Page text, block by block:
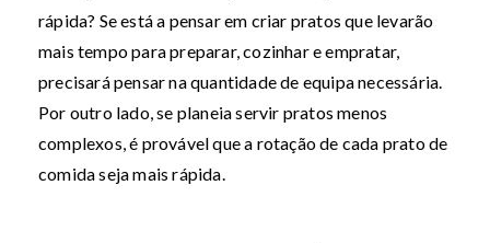
rápida? Se está a pensar em criar pratos que levarão
mais tempo para preparar, cozinhar e empratar,
precisará pensar na quantidade de equipa necessária.
Por outro lado, se planeia servir pratos menos
complexos, é provável que a rotação de cada prato de
comida seja mais rápida.